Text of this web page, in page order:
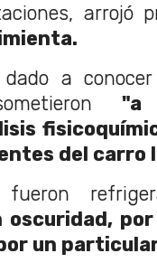
arrojó
a
"a
del carro
oscuridad,
un